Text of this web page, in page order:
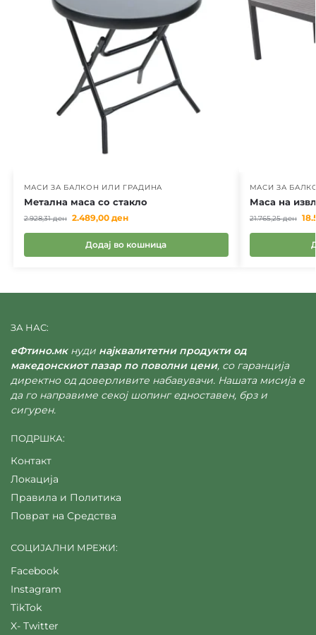
МАСИ ЗА БАЛКОН ИЛИ ГРАДИНА
Метална маса со стакло
2.928,31ден 2.489,00 ден
Додај во кошница
МАСИ ЗА
Маса на
21.765,25ден
ЗА НАС:
еФтино.мкнуди најквалитетни продукти од
македонскиот пазар по поволни цени, со гаранција
директно од доверливите набавувачи. Нашата мисија е
да го направиме секој шопинг едноставен, брз и
сигурен.
ПОДРШКА:
Контакт
Локација
Правила и Политика
Поврат на Средства
СОЦИЈАЛНИ МРЕЖИ:
Facebook
Instagram
TikTok
X- Twitter